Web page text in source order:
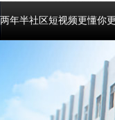
两年半社区短视频更懂你